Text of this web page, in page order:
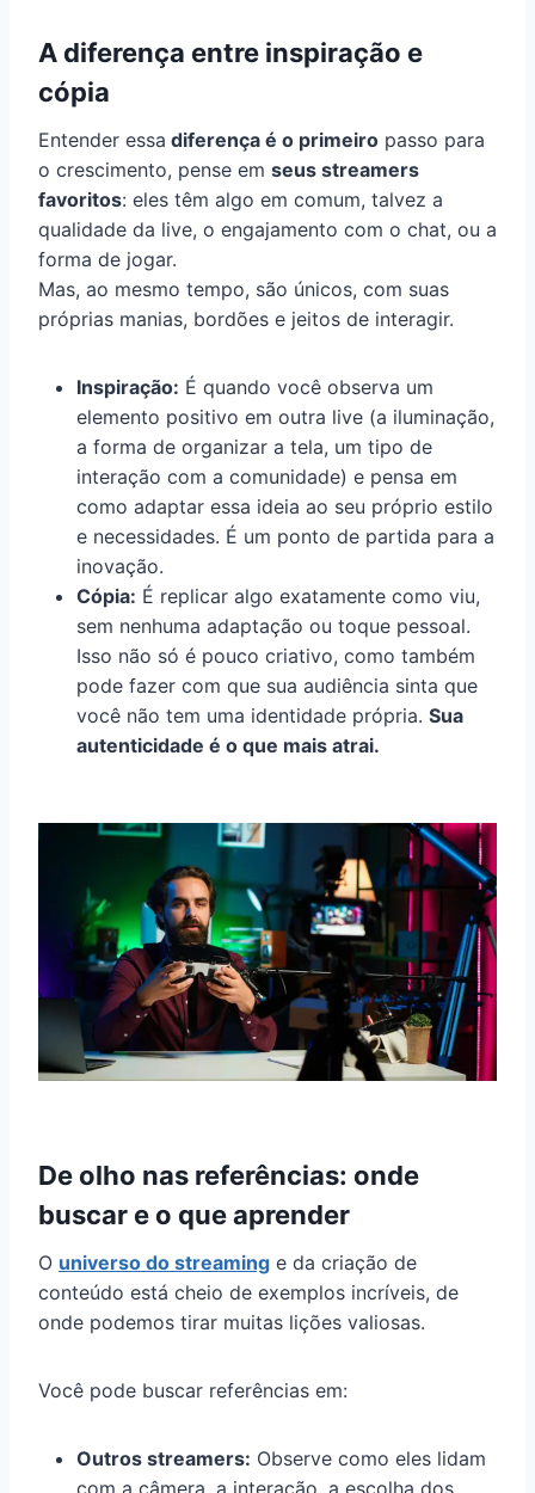
A diferença entre inspiração e
cópia
Entender essa diferença é o primeiro passo para
o crescimento, pense em seus streamers
favoritos: eles têm algo em comum, talvez a
qualidade da live, o engajamento com o chat, ou a
forma de jogar.
Mas, ao mesmo tempo, são únicos, com suas
próprias manias, bordões e jeitos de interagir.
Inspiração: É quando você observa um
elemento positivo em outra live (a iluminação,
a forma de organizar a tela, um tipo de
interação com a comunidade) e pensa em
como adaptar essa ideia ao seu próprio estilo
e necessidades. É um ponto de partida para a
inovação.
Cópia: É replicar algo exatamente como viu,
sem nenhuma adaptação ou toque pessoal.
Isso não só é pouco criativo, como também
pode fazer com que sua audiência sinta que
você não tem uma identidade própria. Sua
autenticidade é o que mais atrai.
De olho nas referências: onde
buscar e o que aprender
O universo do streaming e da criação de
conteúdo está cheio de exemplos incríveis, de
onde podemos tirar muitas lições valiosas.
Você pode buscar referências em:
Outros streamers: Observe como eles lidam